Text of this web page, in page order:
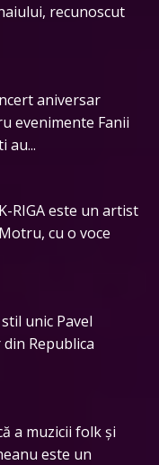
recunoscut
aniversar
evenimente Fanii
au...
RIGA este un artist
cu o voce
unic Pavel
Republica
a muzicii folk și
este un